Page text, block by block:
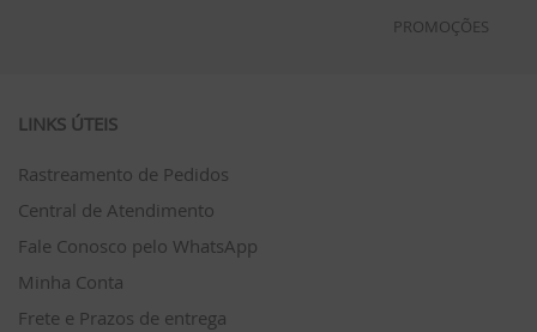
PROMOÇÕES
LINKS ÚTEIS
Rastreamento de Pedidos
Central de Atendimento
Fale Conosco pelo WhatsApp
Minha Conta
Frete e Prazos de entrega